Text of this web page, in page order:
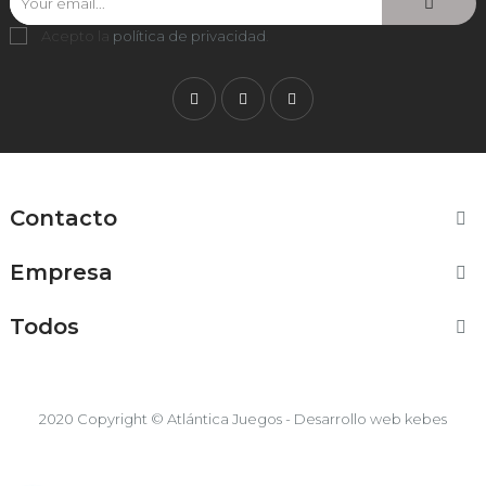
Acepto la política de privacidad
FacebookTwitterInstagram
Contacto 
Empresa 
Todos 
2020 Copyright © Atlántica Juegos - Desarrollo web kebes